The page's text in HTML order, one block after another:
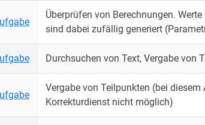
Überprüfen von Berechnungen.
sind dabei zufällig generiert
Durchsuchen von Text, Vergabe von
Vergabe von Teilpunkten (bei
Korrekturdienst nicht möglich)